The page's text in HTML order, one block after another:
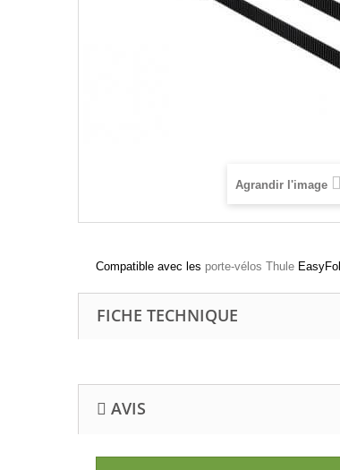
Agrandir l'image
Compatible avec les porte-vélos Thule
FICHE TECHNIQUE
AVIS